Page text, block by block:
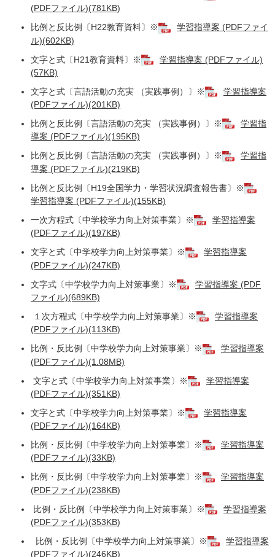
(PDFファイル)(781KB)
比例と反比例〔H22教育資料〕※
学習指導案 (PDFファイ
ル)(602KB)
文字と式〔H21教育資料〕※
学習指導案 (PDFファイル)
(57KB)
文字と式〔言語活動の充実 （実践事例）〕※
学習指導案
(PDFファイル)(201KB)
比例と反比例〔言語活動の充実 （実践事例）〕※
学習指
導案 (PDFファイル)(195KB)
比例と反比例〔言語活動の充実 （実践事例）〕※
学習指
導案 (PDFファイル)(219KB)
比例と反比例〔H19全国学力・学習状況調査報告書〕※
学習指導案 (PDFファイル)(155KB)
一次方程式〔中学校学力向上対策事業〕※
学習指導案
(PDFファイル)(197KB)
文字と式〔中学校学力向上対策事業〕※
学習指導案
(PDFファイル)(247KB)
文字式〔中学校学力向上対策事業〕※
学習指導案 (PDF
ファイル)(689KB)
１次方程式〔中学校学力向上対策事業〕※
学習指導案
(PDFファイル)(113KB)
比例・反比例〔中学校学力向上対策事業〕※
学習指導案
(PDFファイル)(1.08MB)
文字と式〔中学校学力向上対策事業〕※
学習指導案
(PDFファイル)(351KB)
文字と式〔中学校学力向上対策事業〕※
学習指導案
(PDFファイル)(164KB)
比例・反比例〔中学校学力向上対策事業〕※
学習指導案
(PDFファイル)(33KB)
比例・反比例〔中学校学力向上対策事業〕※
学習指導案
(PDFファイル)(238KB)
比例・反比例〔中学校学力向上対策事業〕※
学習指導案
(PDFファイル)(353KB)
比例・反比例〔中学校学力向上対策事業〕※
学習指導案
(PDFファイル)(246KB)